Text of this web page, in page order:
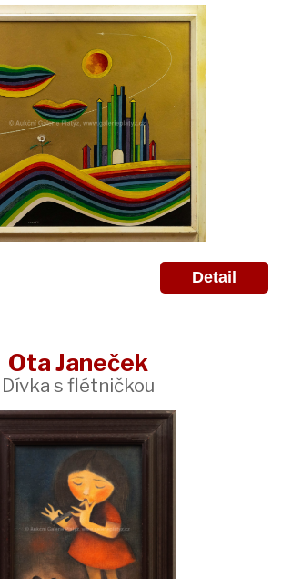
Detail
Ota Janeček
Dívka s flétničkou